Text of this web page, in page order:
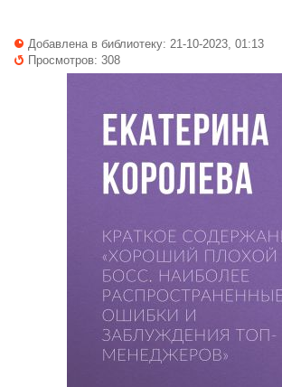
Добавлена в библиотеку: 21-10-2023, 01:13
Просмотров: 308